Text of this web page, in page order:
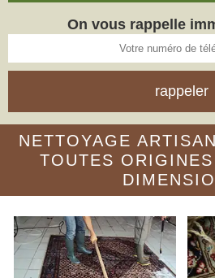
On vous rappelle
NETTOYAGE
TOUTES